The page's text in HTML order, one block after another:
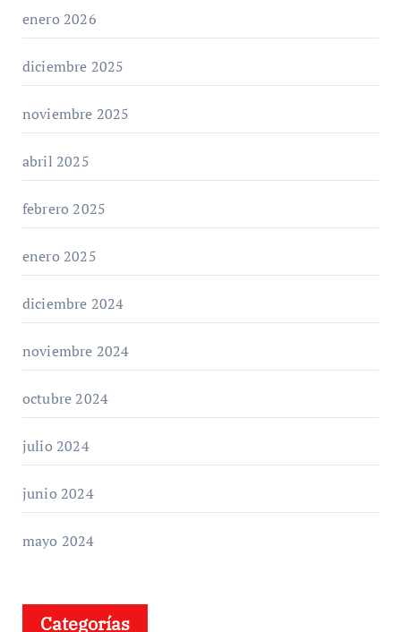
enero 2026
diciembre 2025
noviembre 2025
abril 2025
febrero 2025
enero 2025
diciembre 2024
noviembre 2024
octubre 2024
julio 2024
junio 2024
mayo 2024
Categorías